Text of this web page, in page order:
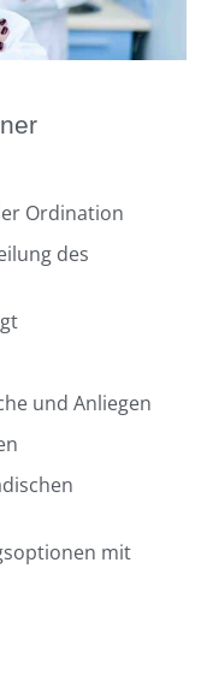
Ordination
des
und Anliegen
mit